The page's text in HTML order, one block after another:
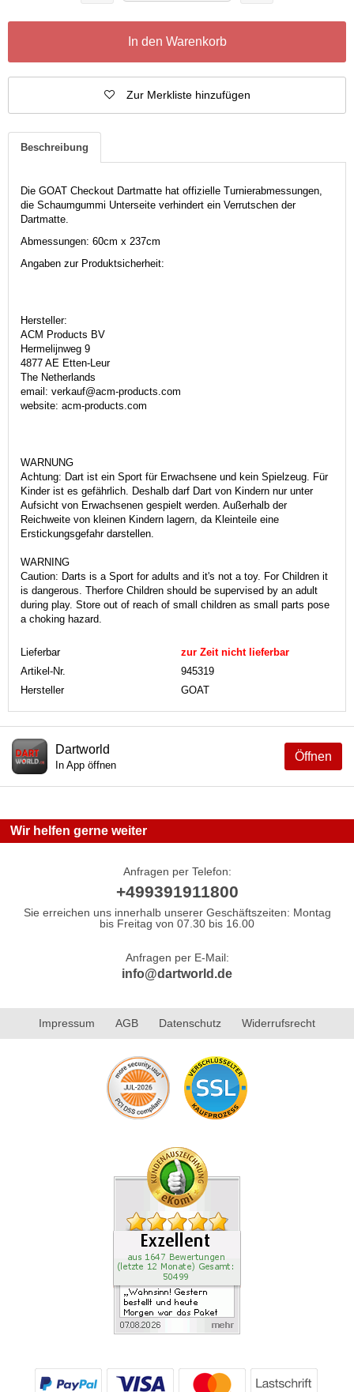
In den Warenkorb
Zur Merkliste hinzufügen
Beschreibung
Die GOAT Checkout Dartmatte hat offizielle Turnierabmessungen,
die Schaumgummi Unterseite verhindert ein Verrutschen der
Dartmatte.
Abmessungen: 60cm x 237cm
Angaben zur Produktsicherheit:
Hersteller:
ACM Products BV
Hermelijnweg 9
4877 AE Etten-Leur
The Netherlands
email: verkauf@acm-products.com
website: acm-products.com
WARNUNG
Achtung: Dart ist ein Sport für Erwachsene und kein Spielzeug. Für
Kinder ist es gefährlich. Deshalb darf Dart von Kindern nur unter
Aufsicht von Erwachsenen gespielt werden. Außerhalb der
Reichweite von kleinen Kindern lagern, da Kleinteile eine
Erstickungsgefahr darstellen.
WARNING
Caution: Darts is a Sport for adults and it's not a toy. For Children it
is dangerous. Therfore Children should be supervised by an adult
during play. Store out of reach of small children as small parts pose
a choking hazard.
Lieferbar
zur Zeit nicht lieferbar
Artikel-Nr.
945319
Hersteller
GOAT
Öffnen
Dartworld
In App öffnen
Wir helfen gerne weiter
Anfragen per Telefon:
+499391911800
Sie erreichen uns innerhalb unserer Geschäftszeiten: Montag
bis Freitag von 07.30 bis 16.00
Anfragen per E-Mail:
info@dartworld.de
Impressum AGB Datenschutz Widerrufsrecht